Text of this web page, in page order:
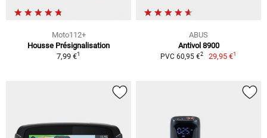
Moto112+
Housse Présignalisation
7,99 €1
ABUS
Antivol 8900
PVC 60,95 €2 29,95 €1